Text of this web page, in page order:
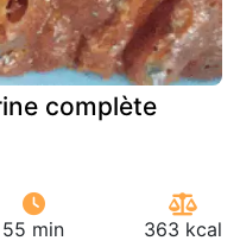
complète
55 min 363 kcal